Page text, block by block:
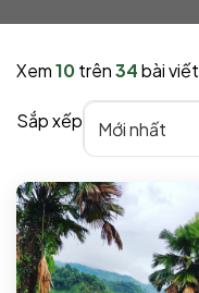
Xem10trên34bài viết
Sắp xếp